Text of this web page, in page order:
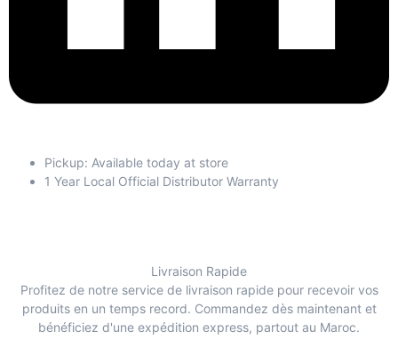
Pickup: Available today at store
1 Year Local Official Distributor Warranty
Livraison Rapide
Profitez de notre service de livraison rapide pour recevoir vos
produits en un temps record. Commandez dès maintenant et
bénéficiez d'une expédition express, partout au Maroc.